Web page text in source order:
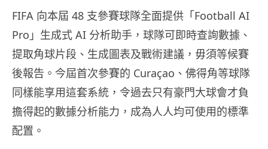
FIFA 向本屆 48 支參賽球隊全面提供「Football AI
Pro」生成式 AI 分析助手，球隊可即時查詢數據、
提取角球片段、生成圖表及戰術建議，毋須等候賽
後報告。今屆首次參賽的 Curaçao、佛得角等球隊
同樣能享用這套系統，令過去只有豪門大球會才負
擔得起的數據分析能力，成為人人均可使用的標準
配置。